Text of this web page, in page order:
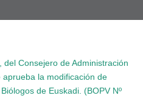
Consejero de Administración
la modificación de
de Euskadi. (BOPV Nº